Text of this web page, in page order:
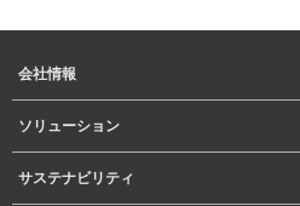
会社情報
ソリューション
サステナビリティ